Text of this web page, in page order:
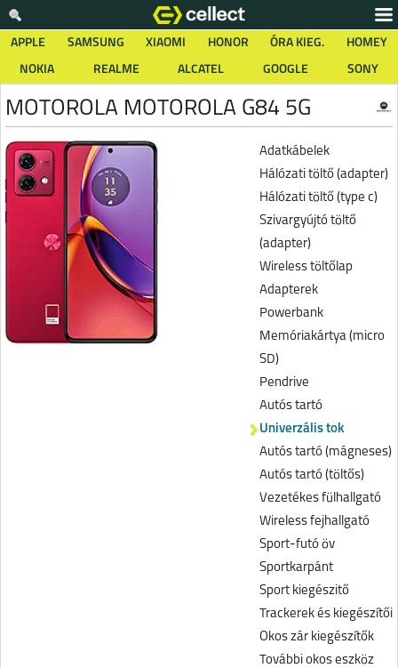
APPLE SAMSUNG XIAOMI HONOR ÓRA KIEG.
HOMEY
NOKIA
REALME ALCATEL GOOGLE SONY
MOTOROLA MOTOROLA G84 5G
Adatkábelek
Hálózati töltő (adapter)
Hálózati töltő (type c)
Szivargyújtó töltő
(adapter)
Wireless töltőlap
Adapterek
Powerbank
Memóriakártya (micro
SD)
Pendrive
Autós tartó
Univerzális tok
Autós tartó (mágneses)
Autós tartó (töltős)
Vezetékes fülhallgató
Wireless fejhallgató
Sport-futó öv
Sportkarpánt
Sport kiegészitő
Trackerek és kiegészítői
Okos zár kiegészítők
További okos eszköz